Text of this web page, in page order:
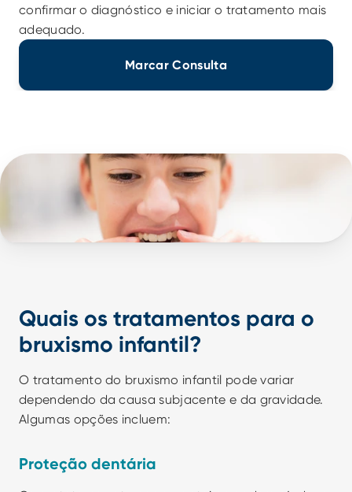
confirmar o diagnóstico e iniciar o tratamento mais
adequado.
Marcar Consulta
Quais os tratamentos para o
bruxismo infantil?
O tratamento do bruxismo infantil pode variar
dependendo da causa subjacente e da gravidade.
Algumas opções incluem:
Proteção dentária